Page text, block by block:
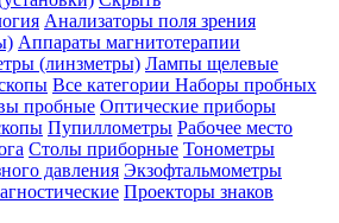
Анализаторы поля зрения
Аппараты магнитотерапии
(линзметры) Лампы щелевые
Все категории Наборы пробных
пробные Оптические приборы
Пупиллометры Рабочее место
Столы приборные Тонометры
давления Экзофтальмометры
Проекторы знаков